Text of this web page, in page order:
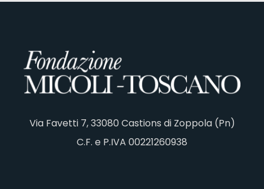
Via Favetti 7, 33080 Castions di Zoppola (Pn)
C.F. e P.IVA 00221260938